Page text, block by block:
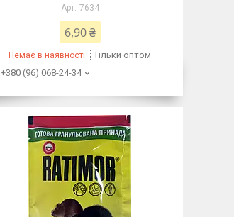
7634
6,90 ₴
Немає в наявності
Тільки оптом
+380 (96) 068-24-34